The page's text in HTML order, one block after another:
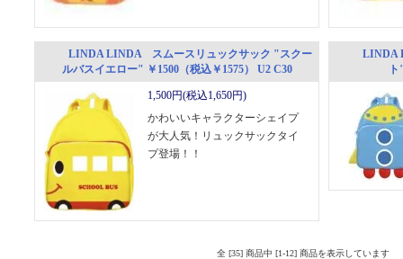
LINDA LINDA スムースリュックサック "スクー
ルバスイエロー" ￥1500（税込￥1575） U2 C30
1,500円(税込1,650円)
かわいいキャラクターシェイプ
が大人気！リュックサックタイ
プ登場！！
LINDA
全 [35] 商品中 [1-12] 商品を表示しています